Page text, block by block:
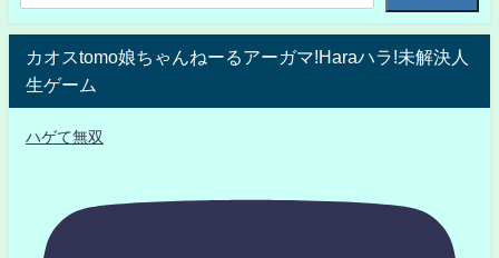
カオスtomo娘ちゃんねーるアーガマ!Haraハラ!未解決人
生ゲーム
ハゲて無双